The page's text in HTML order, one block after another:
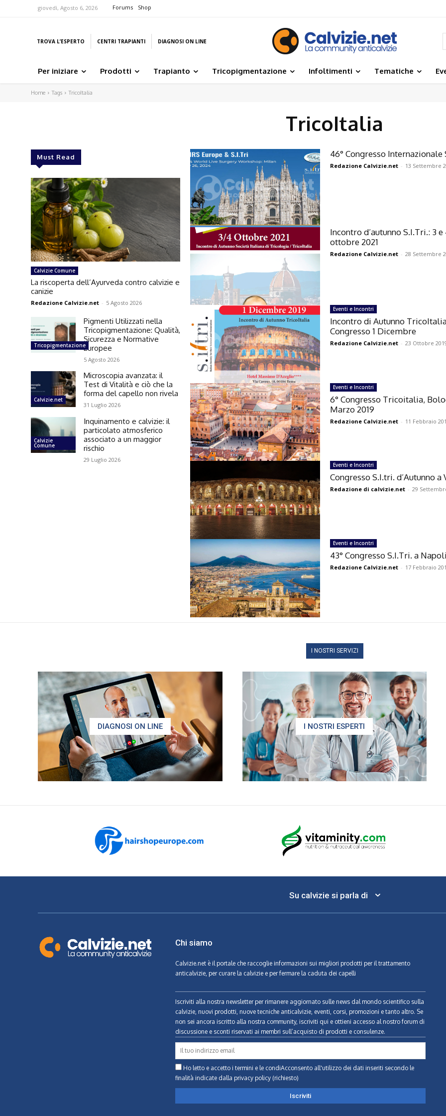
giovedì, Agosto 6, 2026 Forums Shop
TROVA L’ESPERTO CENTRI TRAPIANTI DIAGNOSI ON LINE
Per iniziare Prodotti Trapianto Tricopigmentazione Infoltimenti Tematiche
Home Tags TricoItalia
TricoItalia
Must Read
Calvizie Comune
La riscoperta dell’Ayurveda contro calvizie e
canizie
Redazione Calvizie.net - 5 Agosto 2026
Tricopigmentazione
Pigmenti Utilizzati nella
Tricopigmentazione: Qualità,
Sicurezza e Normative
Europee
5 Agosto 2026
Calvizie.net
Microscopia avanzata: il
Test di Vitalità e ciò che la
forma del capello non rivela
31 Luglio 2026
Calvizie
Comune
Inquinamento e calvizie: il
particolato atmosferico
associato a un maggior
rischio
29 Luglio 2026
46° Congresso Internazionale
Redazione Calvizie.net - 13 Settembre
Incontro d’autunno S.I.Tri.: 3 e
ottobre 2021
Redazione Calvizie.net - 28 Settembre
Eventi e Incontri
Incontro di Autunno
Congresso 1 Dicembre
Redazione Calvizie.net - 23 Ottobre
Eventi e Incontri
6° Congresso Tricoitalia,
Marzo 2019
Redazione Calvizie.net - 11 Febbraio
Eventi e Incontri
Congresso S.I.tri. d’Autunno a
Redazione di calvizie.net - 29
Eventi e Incontri
43° Congresso S.I.Tri. a Napoli
Redazione Calvizie.net - 17 Febbraio
I NOSTRI SERVIZI
DIAGNOSI ON LINE I NOSTRI ESPERTI
Su calvizie si parla di
Chi siamo
Calvizie.netè il portale che raccoglie informazioni sui migliori prodotti per il trattamento
anticalvizie, per curare la calvizie e per fermare la caduta dei capelli
Iscriviti alla nostra newsletter per rimanere aggiornato sulle news dal mondo scientifico sulla
calvizie, nuovi prodotti, nuove tecniche anticalvizie, eventi, corsi, promozioni e tanto altro. Se
non sei ancora iscritto alla nostra community, iscriviti qui e ottieni accesso al nostro forum di
discussione e sconti riservati ai membri sull’acquisto di prodotti e consulenze.
Ho letto e accetto i termini e le condiAcconsento all'utilizzo dei dati inseriti secondo le
finalità indicate dalla privacy policy (richiesto)